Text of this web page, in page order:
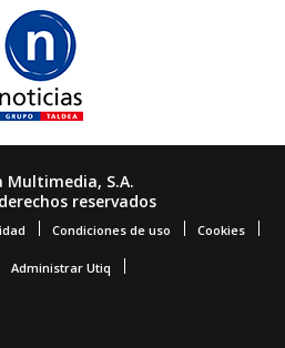
Multimedia, S.A.
reservados
Condiciones de uso Cookies
Administrar Utiq